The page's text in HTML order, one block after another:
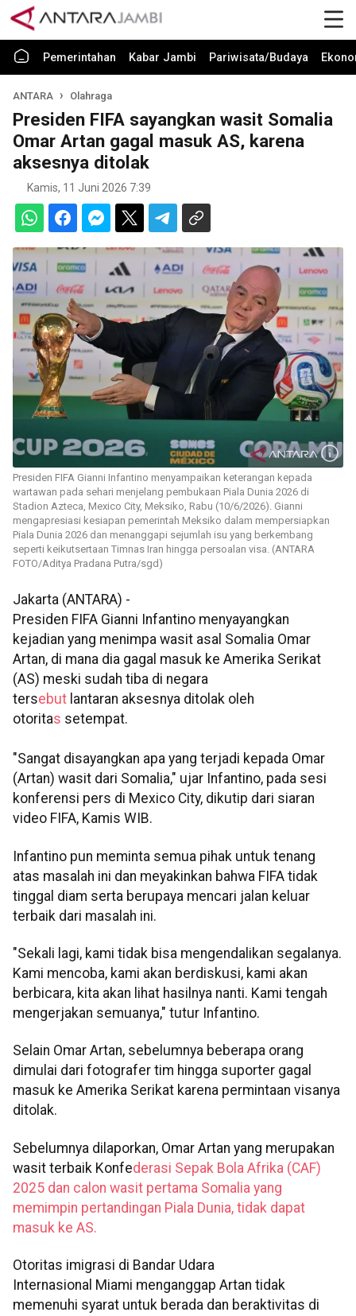
Pemerintahan Kabar Jambi Pariwisata/Budaya
ANTARA Olahraga
Presiden FIFA sayangkan wasit Somalia
Omar Artan gagal masuk AS, karena
aksesnya ditolak
Kamis, 11 Juni 2026 7:39
Presiden FIFA Gianni Infantino menyampaikan keterangan kepada
wartawan pada sehari menjelang pembukaan Piala Dunia 2026 di
Stadion Azteca, Mexico City, Meksiko, Rabu (10/6/2026). Gianni
mengapresiasi kesiapan pemerintah Meksiko dalam mempersiapkan
Piala Dunia 2026 dan menanggapi sejumlah isu yang berkembang
seperti keikutsertaan Timnas Iran hingga persoalan visa. (ANTARA
FOTO/Aditya Pradana Putra/sgd)
Jakarta (ANTARA) -
Presiden FIFA Gianni Infantino menyayangkan
kejadian yang menimpa wasit asal Somalia Omar
Artan, di mana dia gagal masuk ke Amerika Serikat
(AS) meski sudah tiba di negara
tersebut lantaran aksesnya ditolak oleh
otoritas setempat.
"Sangat disayangkan apa yang terjadi kepada Omar
(Artan) wasit dari Somalia," ujar Infantino, pada sesi
konferensi pers di Mexico City, dikutip dari siaran
video FIFA, Kamis WIB.
Infantino pun meminta semua pihak untuk tenang
atas masalah ini dan meyakinkan bahwa FIFA tidak
tinggal diam serta berupaya mencari jalan keluar
terbaik dari masalah ini.
"Sekali lagi, kami tidak bisa mengendalikan segalanya.
Kami mencoba, kami akan berdiskusi, kami akan
berbicara, kita akan lihat hasilnya nanti. Kami tengah
mengerjakan semuanya," tutur Infantino.
Selain Omar Artan, sebelumnya beberapa orang
dimulai dari fotografer tim hingga suporter gagal
masuk ke Amerika Serikat karena permintaan visanya
ditolak.
Sebelumnya dilaporkan, Omar Artan yang merupakan
wasit terbaik Konfederasi Sepak Bola Afrika (CAF)
2025 dan calon wasit pertama Somalia yang
memimpin pertandingan Piala Dunia, tidak dapat
masuk ke AS.
Otoritas imigrasi di Bandar Udara
Internasional Miami menganggap Artan tidak
memenuhi syarat untuk berada dan beraktivitas di